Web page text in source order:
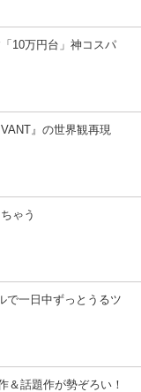
10万円台」神コスパ
』の世界観再現
ゃう
で一日中ずっとうるツ
＆話題作が勢ぞろい！